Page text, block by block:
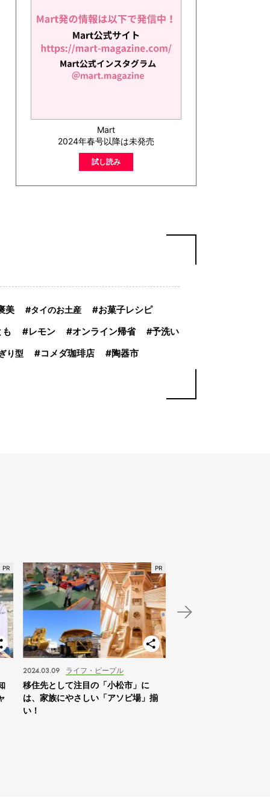
Mart
2024年春号以降は未発売
試し読み
美 タイのお土産 お菓子レシピ
レモン オンライン帰省 予洗い
り型 コメダ珈琲店 陶器市
ライフ・ピープル
2024.03.09
移住先として注目の「小松市」に
は、家族にやさしい「アソビ場」揃
い！